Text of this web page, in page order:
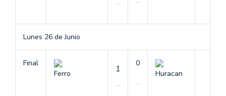
Lunes 26 de Junio
Final
Ferro
1
0
Huracan